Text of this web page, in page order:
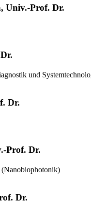
Univ.-Prof. Dr.
und
Dr.
Prof. Dr.
(Nanobiophotonik)
Dr.